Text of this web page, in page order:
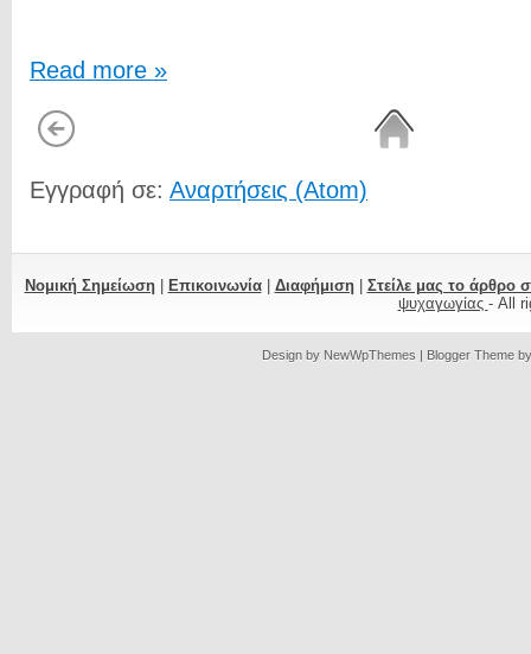
Read more »
Εγγραφή σε: Αναρτήσεις (Atom)
Νομική Σημείωση| Επικοινωνία| Διαφήμιση| Στείλε μας το άρθρο
ψυχαγωγίας - All
Design by NewWpThemes | Blogger Theme